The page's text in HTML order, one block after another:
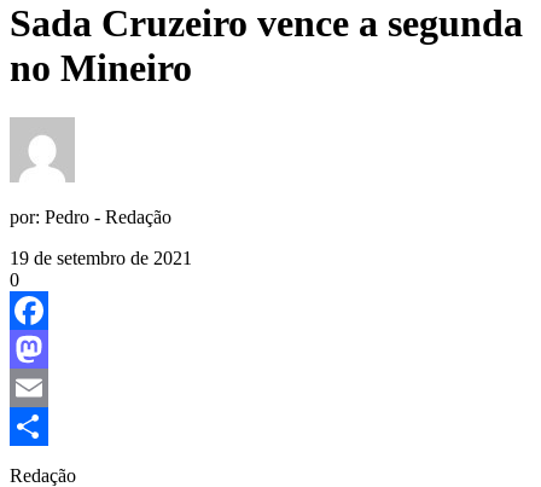
Sada Cruzeiro vence a segunda
no Mineiro
por: Pedro - Redação
19 de setembro de 2021
0
Facebook
Mastodon
Email
Share
Redação